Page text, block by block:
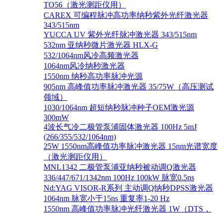
TO56（激光测距仪用）
CAREX 可编程脉冲高功率纳秒紫外光纤激光器
343/515nm
YUCCA UV 紫外光纤脉冲激光器 343/515nm
532nm 亚纳秒微片激光器 HLX-G
532/1064nm风冷高频激光器
1064nm风冷纳秒激光器
1550nm 纳秒高功率脉冲光源
905nm 高峰值功率脉冲激光器 35/75W（高压测试
领域）
1030/1064nm 超短纳秒脉冲种子OEM激光源
300mW
4波长气冷二极管泵浦固体激光器 100Hz 5mJ
(266/355/532/1064nm)
25W 1550nm高峰值功率脉冲激光器 15nm光谱宽度
（激光测距仪用）
MNL1342 二极管泵浦亚纳秒被动调Q激光器
336/447/671/1342nm 100Hz 100kW 脉宽0.5ns
Nd:YAG VISOR-R系列 主动调Q纳秒DPSS激光器
1064nm 脉宽小于15ns 重复率1-20 Hz
1550nm 高峰值功率脉冲光纤激光器 1W（DTS，